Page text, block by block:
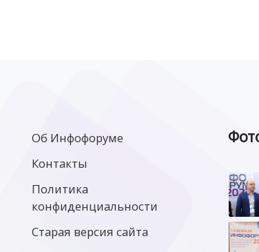
Об Инфофоруме
Контакты
Политика
конфиденциальности
Старая версия сайта